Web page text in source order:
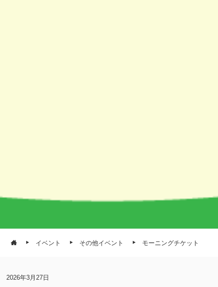
イベント その他イベント モーニングチケット
2026年3月27日